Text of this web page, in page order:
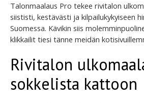
Talonmaalaus Pro tekee rivitalon
siististi, kestävästi ja kilpailukykyiseen
Suomessa. Kävikin siis
klikkailit tiesi tänne meidän
Rivitalon
sokkelista kattoon